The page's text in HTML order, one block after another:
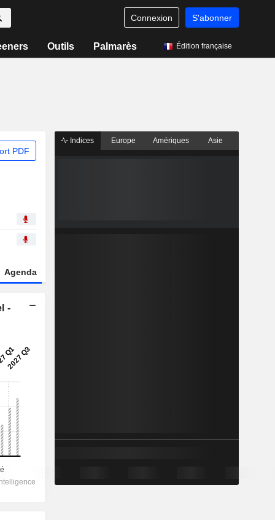
Connexion S'abonner
Outils Palmarès Édition française
PDF
Agenda
-
Indices Europe Amériques Asie